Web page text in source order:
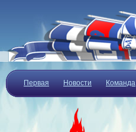
Первая Новости Команда